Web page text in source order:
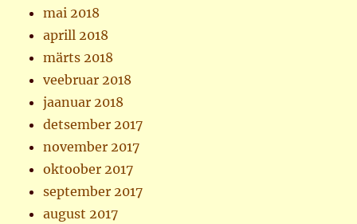
mai 2018
aprill 2018
märts 2018
veebruar 2018
jaanuar 2018
detsember 2017
november 2017
oktoober 2017
september 2017
august 2017